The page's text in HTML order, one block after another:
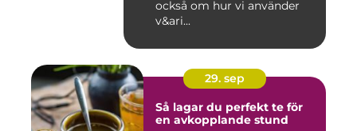
också om hur vi använder
v&ari...
29. sep
Så lagar du perfekt te för
en avkopplande stund